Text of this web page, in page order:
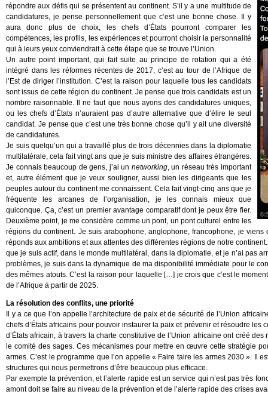
répondre aux défis qui se présentent au continent. S’il y a une multitude de
candidatures, je pense personnellement que c’est une bonne chose. Il y
aura donc plus de choix, les chefs d’États pourront comparer les
compétences, les profils, les expériences et pourront choisir la personnalité
qui à leurs yeux conviendrait à cette étape que se trouve l’Union.
Un autre point important, qui fait suite au principe de rotation qui a été
intégré dans les réformes récentes de 2017, c’est au tour de l’Afrique de
l’Est de diriger l’institution. C’est la raison pour laquelle tous les candidats
sont issus de cette région du continent. Je pense que trois candidats est un
nombre raisonnable. Il ne faut que nous ayons des candidatures uniques,
ou les chefs d’États n’auraient pas d’autre alternative que d’élire le seul
candidat. Je pense que c’est une très bonne chose qu’il y ait une diversité
de candidatures.
Je suis quelqu’un qui a travaillé plus de trois décennies dans la diplomatie
multilatérale, cela fait vingt ans que je suis ministre des affaires étrangères.
Je connais beaucoup de gens, j’ai un networking, un réseau très important
et, autre élément que je veux souligner, aussi bien les dirigeants que les
peuples autour du continent me connaissent. Cela fait vingt-cinq ans que je
fréquente les arcanes de l’organisation, je les connais mieux que
quiconque. Ça, c’est un premier avantage comparatif dont je peux être fier.
Deuxième point, je me considère comme un pont, un pont culturel entre les
régions du continent. Je suis arabophone, anglophone, francophone, je viens
réponds aux ambitions et aux attentes des différentes régions de notre
que je suis actif, dans le monde multilatéral, dans la diplomatie, et je n’ai pas
problèmes, je suis dans la dynamique de ma disponibilité immédiate pour le
des mêmes atouts. C’est la raison pour laquelle […] je crois que c’est le
de l’Afrique à partir de 2025.
La résolution des conflits, une priorité
Il y a ce que l’on appelle l’architecture de paix et de sécurité de l’Union
chefs d’États africains pour pouvoir instaurer la paix et prévenir et résoudre
d’États africain, à travers la charte constitutive de l’Union africaine ont créé
le comité des sages. Ces mécanismes pour mettre en œuvre cette stratégie
armes. C’est le programme que l’on appelle « Faire taire les armes 2030 ». Il
structures qui nous permettrons d’être beaucoup plus efficace.
Par exemple la prévention, et l’alerte rapide est un service qui n’est pas très
amont doit se faire au niveau de la prévention et de l’alerte rapide des crises